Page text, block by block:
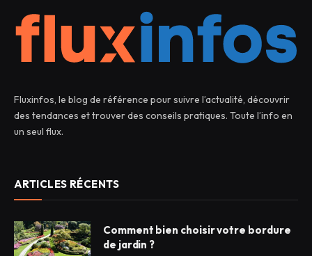
Fluxinfos, le blog de référence pour suivre l’actualité, découvrir
des tendances et trouver des conseils pratiques. Toute l’info en
un seul flux.
ARTICLES RÉCENTS
Comment bien choisir votre bordure
de jardin ?